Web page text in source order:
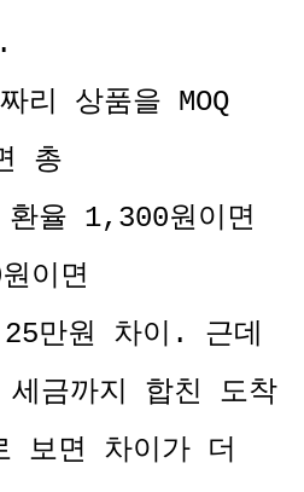
리 상품을 MOQ
총
율 1,300원이면
이면
만원 차이. 근데
세금까지 합친 도착
보면 차이가 더